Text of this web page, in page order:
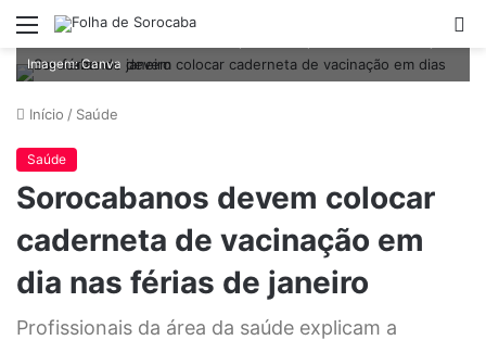
Menu
Imagem: Canva
Início / Saúde
Saúde
Sorocabanos devem colocar
caderneta de vacinação em
dia nas férias de janeiro
Profissionais da área da saúde explicam a